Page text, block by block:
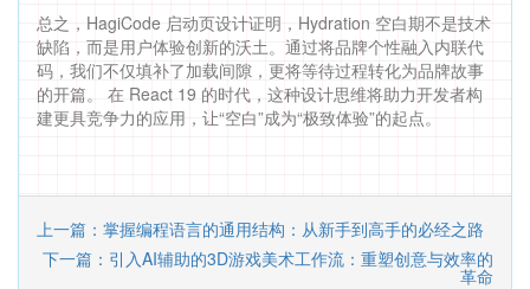
总之，HagiCode 启动页设计证明，Hydration 空白期不是技术
缺陷，而是用户体验创新的沃土。通过将品牌个性融入内联代
码，我们不仅填补了加载间隙，更将等待过程转化为品牌故事
的开篇。 在 React 19 的时代，这种设计思维将助力开发者构
建更具竞争力的应用，让“空白”成为“极致体验”的起点。
上一篇：掌握编程语言的通用结构：从新手到高手的必经之路
下一篇：引入AI辅助的3D游戏美术工作流：重塑创意与效率的
革命